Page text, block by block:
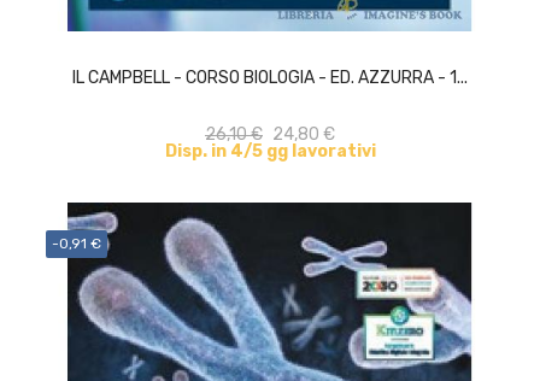
IL CAMPBELL - CORSO BIOLOGIA - ED. AZZURRA - 1...
26,10 € 24,80 €
Disp. in 4/5 gg lavorativi
ACQUISTA
-0,91 €